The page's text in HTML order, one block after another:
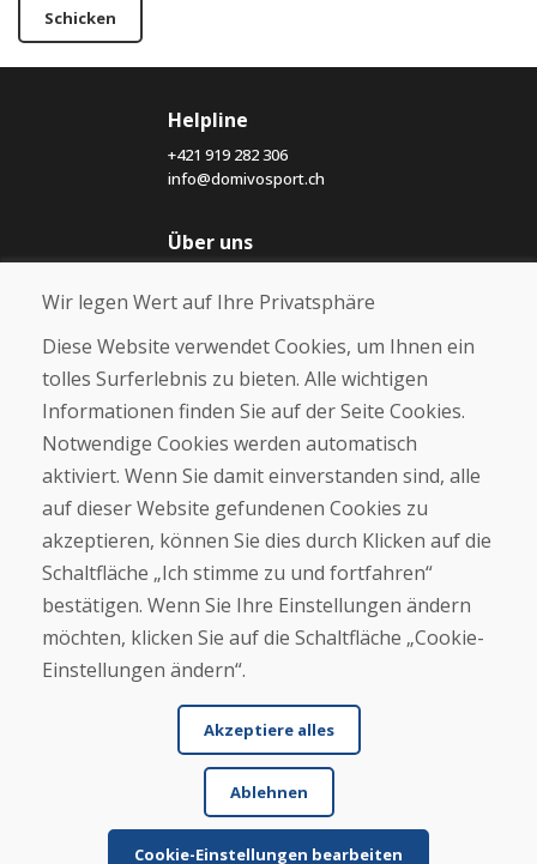
Schicken
Helpline
+421 919 282 306
info@domivosport.ch
Über uns
Über uns
Kontakt
Kaufen
E-Shop
Geschäftsbedingungen
Zahlung
Beschwerde
Rückgabe und Umtausch von Waren
Cookies
© DOMIVOSPORT 2026, Alle Rechte vorbehalten
Wir legen Wert auf Ihre Privatsphäre
Diese Website verwendet Cookies, um Ihnen ein
tolles Surferlebnis zu bieten. Alle wichtigen
Informationen finden Sie auf der Seite Cookies.
Notwendige Cookies werden automatisch
aktiviert. Wenn Sie damit einverstanden sind, alle
auf dieser Website gefundenen Cookies zu
akzeptieren, können Sie dies durch Klicken auf die
Schaltfläche „Ich stimme zu und fortfahren“
bestätigen. Wenn Sie Ihre Einstellungen ändern
möchten, klicken Sie auf die Schaltfläche „Cookie-
Einstellungen ändern“.
Akzeptiere alles
Ablehnen
Cookie-Einstellungen bearbeiten